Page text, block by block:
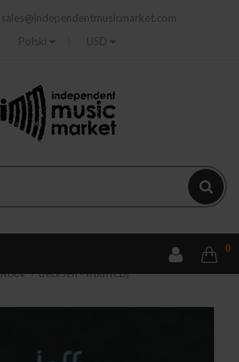
sales@independentmusicmarket.com
Polski
USD
0
Rock Beck Jeff - Truth (CD)